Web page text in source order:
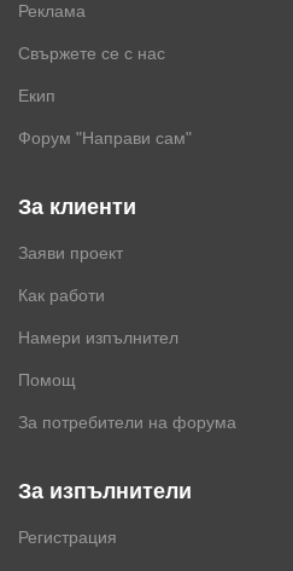
Реклама
Свържете се с нас
Екип
Форум "Направи сам"
За клиенти
Заяви проект
Как работи
Намери изпълнител
Помощ
За потребители на форума
За изпълнители
Регистрация